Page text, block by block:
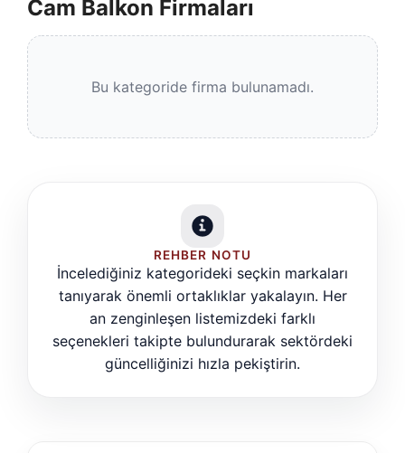
Cam Balkon Firmaları
Bu kategoride firma bulunamadı.
REHBER NOTU
İncelediğiniz kategorideki seçkin markaları
tanıyarak önemli ortaklıklar yakalayın. Her
an zenginleşen listemizdeki farklı
seçenekleri takipte bulundurarak sektördeki
güncelliğinizi hızla pekiştirin.